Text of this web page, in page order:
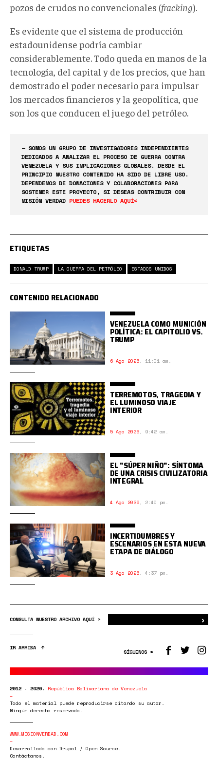
pozos de crudos no convencionales (fracking).
Es evidente que el sistema de producción
estadounidense podría cambiar
considerablemente. Todo queda en manos de la
tecnología, del capital y de los precios, que han
demostrado el poder necesario para impulsar
los mercados financieros y la geopolítica, que
son los que conducen el juego del petróleo.
— SOMOS UN GRUPO DE INVESTIGADORES INDEPENDIENTES
DEDICADOS A ANALIZAR EL PROCESO DE GUERRA CONTRA
VENEZUELA Y SUS IMPLICACIONES GLOBALES. DESDE EL
PRINCIPIO NUESTRO CONTENIDO HA SIDO DE LIBRE USO.
DEPENDEMOS DE DONACIONES Y COLABORACIONES PARA
SOSTENER ESTE PROYECTO, SI DESEAS CONTRIBUIR CON
MISIÓN VERDAD PUEDES HACERLO AQUÍ<
ETIQUETAS
DONALD TRUMP LA GUERRA DEL PETRÓLEO ESTADOS UNIDOS
CONTENIDO RELACIONADO
VENEZUELA COMO MUNICIÓN
POLÍTICA: EL CAPITOLIO VS.
TRUMP
6 Ago 2026, 11:01 am.
TERREMOTOS, TRAGEDIA Y
EL LUMINOSO VIAJE
INTERIOR
5 Ago 2026, 9:42 am.
EL "SÚPER NIÑO": SÍNTOMA
DE UNA CRISIS CIVILIZATORIA
INTEGRAL
4 Ago 2026, 2:40 pm.
INCERTIDUMBRES Y
ESCENARIOS EN ESTA NUEVA
ETAPA DE DIÁLOGO
3 Ago 2026, 4:37 pm.
CONSULTA NUESTRO ARCHIVO AQUÍ > ›
IR ARRIBA
SÍGUENOS >
2012 - 2020. República Bolivariana de Venezuela
Todo el material puede reproducirse citando su autor.
Ningún derecho reservado.
WWW.MISIONVERDAD.COM
Desarrollado con Drupal / Open Source.
Contáctanos.